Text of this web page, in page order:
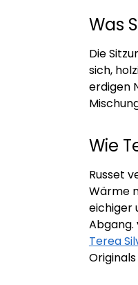
Was
Die
sich,
erdigen
Wie
Russet
Wärme
eichiger
Abgang.
Terea